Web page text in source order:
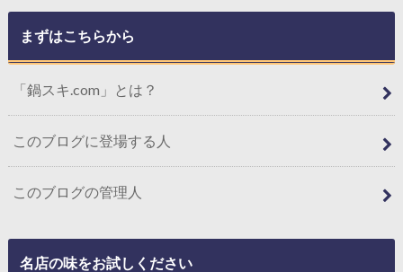
まずはこちらから
「鍋スキ.com」とは？
このブログに登場する人
このブログの管理人
名店の味をお試しください